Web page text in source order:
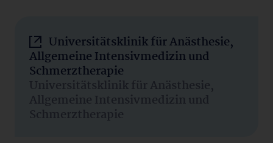
Universitätsklinik für Anästhesie,
Allgemeine Intensivmedizin und
Schmerztherapie
Universitätsklinik für Anästhesie,
Allgemeine Intensivmedizin und
Schmerztherapie